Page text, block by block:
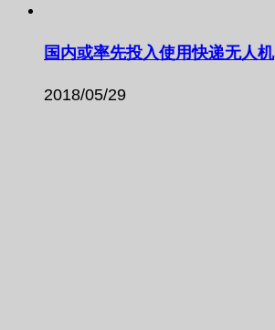
国内或率先投入使用快递无人机
2018/05/29